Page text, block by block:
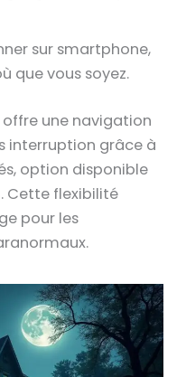
sur smartphone,
que vous soyez.
offre une navigation
interruption grâce à
option disponible
Cette flexibilité
pour les